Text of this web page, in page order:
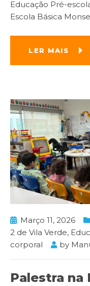
Educação Pré-
Escola Básica
LER MAIS
Março 11, 2026
2 de Vila Verde,
corporal
by
Palestra na